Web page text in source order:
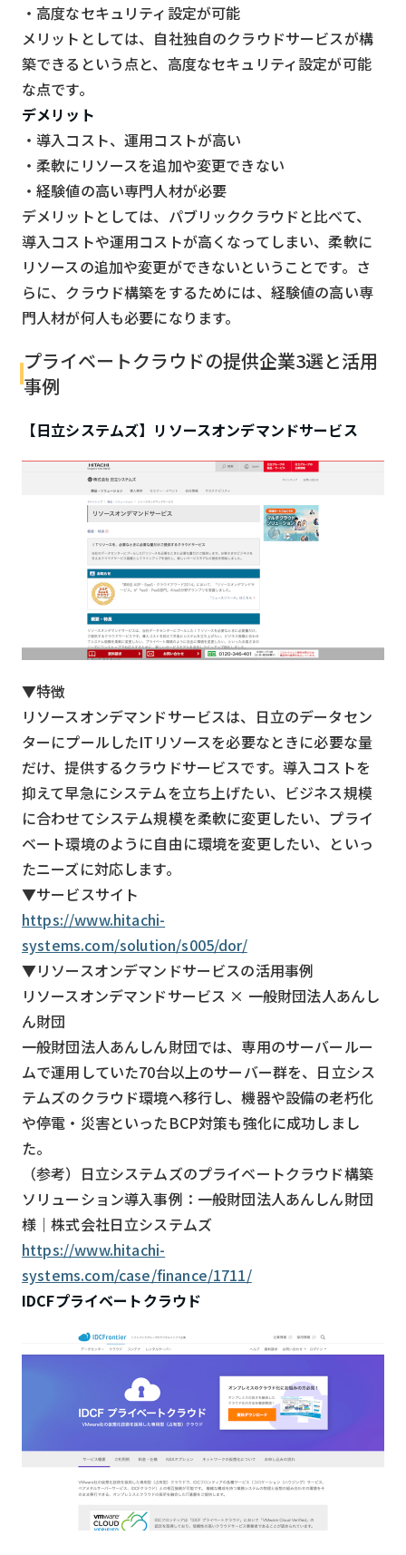
・高度なセキュリティ設定が可能
メリットとしては、自社独自のクラウドサービスが構
築できるという点と、高度なセキュリティ設定が可能
な点です。
デメリット
・導入コスト、運用コストが高い
・柔軟にリソースを追加や変更できない
・経験値の高い専門人材が必要
デメリットとしては、パブリッククラウドと比べて、
導入コストや運用コストが高くなってしまい、柔軟に
リソースの追加や変更ができないということです。さ
らに、クラウド構築をするためには、経験値の高い専
門人材が何人も必要になります。
プライベートクラウドの提供企業3選と活用
事例
【日立システムズ】リソースオンデマンドサービス
▼特徴
リソースオンデマンドサービスは、日立のデータセン
ターにプールしたITリソースを必要なときに必要な量
だけ、提供するクラウドサービスです。導入コストを
抑えて早急にシステムを立ち上げたい、ビジネス規模
に合わせてシステム規模を柔軟に変更したい、プライ
ベート環境のように自由に環境を変更したい、といっ
たニーズに対応します。
▼サービスサイト
https://www.hitachi-
systems.com/solution/s005/dor/
▼リソースオンデマンドサービスの活用事例
リソースオンデマンドサービス × 一般財団法人あんし
ん財団
一般財団法人あんしん財団では、専用のサーバールー
ムで運用していた70台以上のサーバー群を、日立シス
テムズのクラウド環境へ移行し、機器や設備の老朽化
や停電・災害といったBCP対策も強化に成功しまし
た。
（参考）日立システムズのプライベートクラウド構築
ソリューション導入事例：一般財団法人あんしん財団
様｜株式会社日立システムズ
https://www.hitachi-
systems.com/case/finance/1711/
IDCFプライベートクラウド